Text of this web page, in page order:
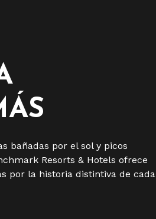
bañadas por el sol y picos
Resorts & Hotels ofrece
por la historia distintiva de cada